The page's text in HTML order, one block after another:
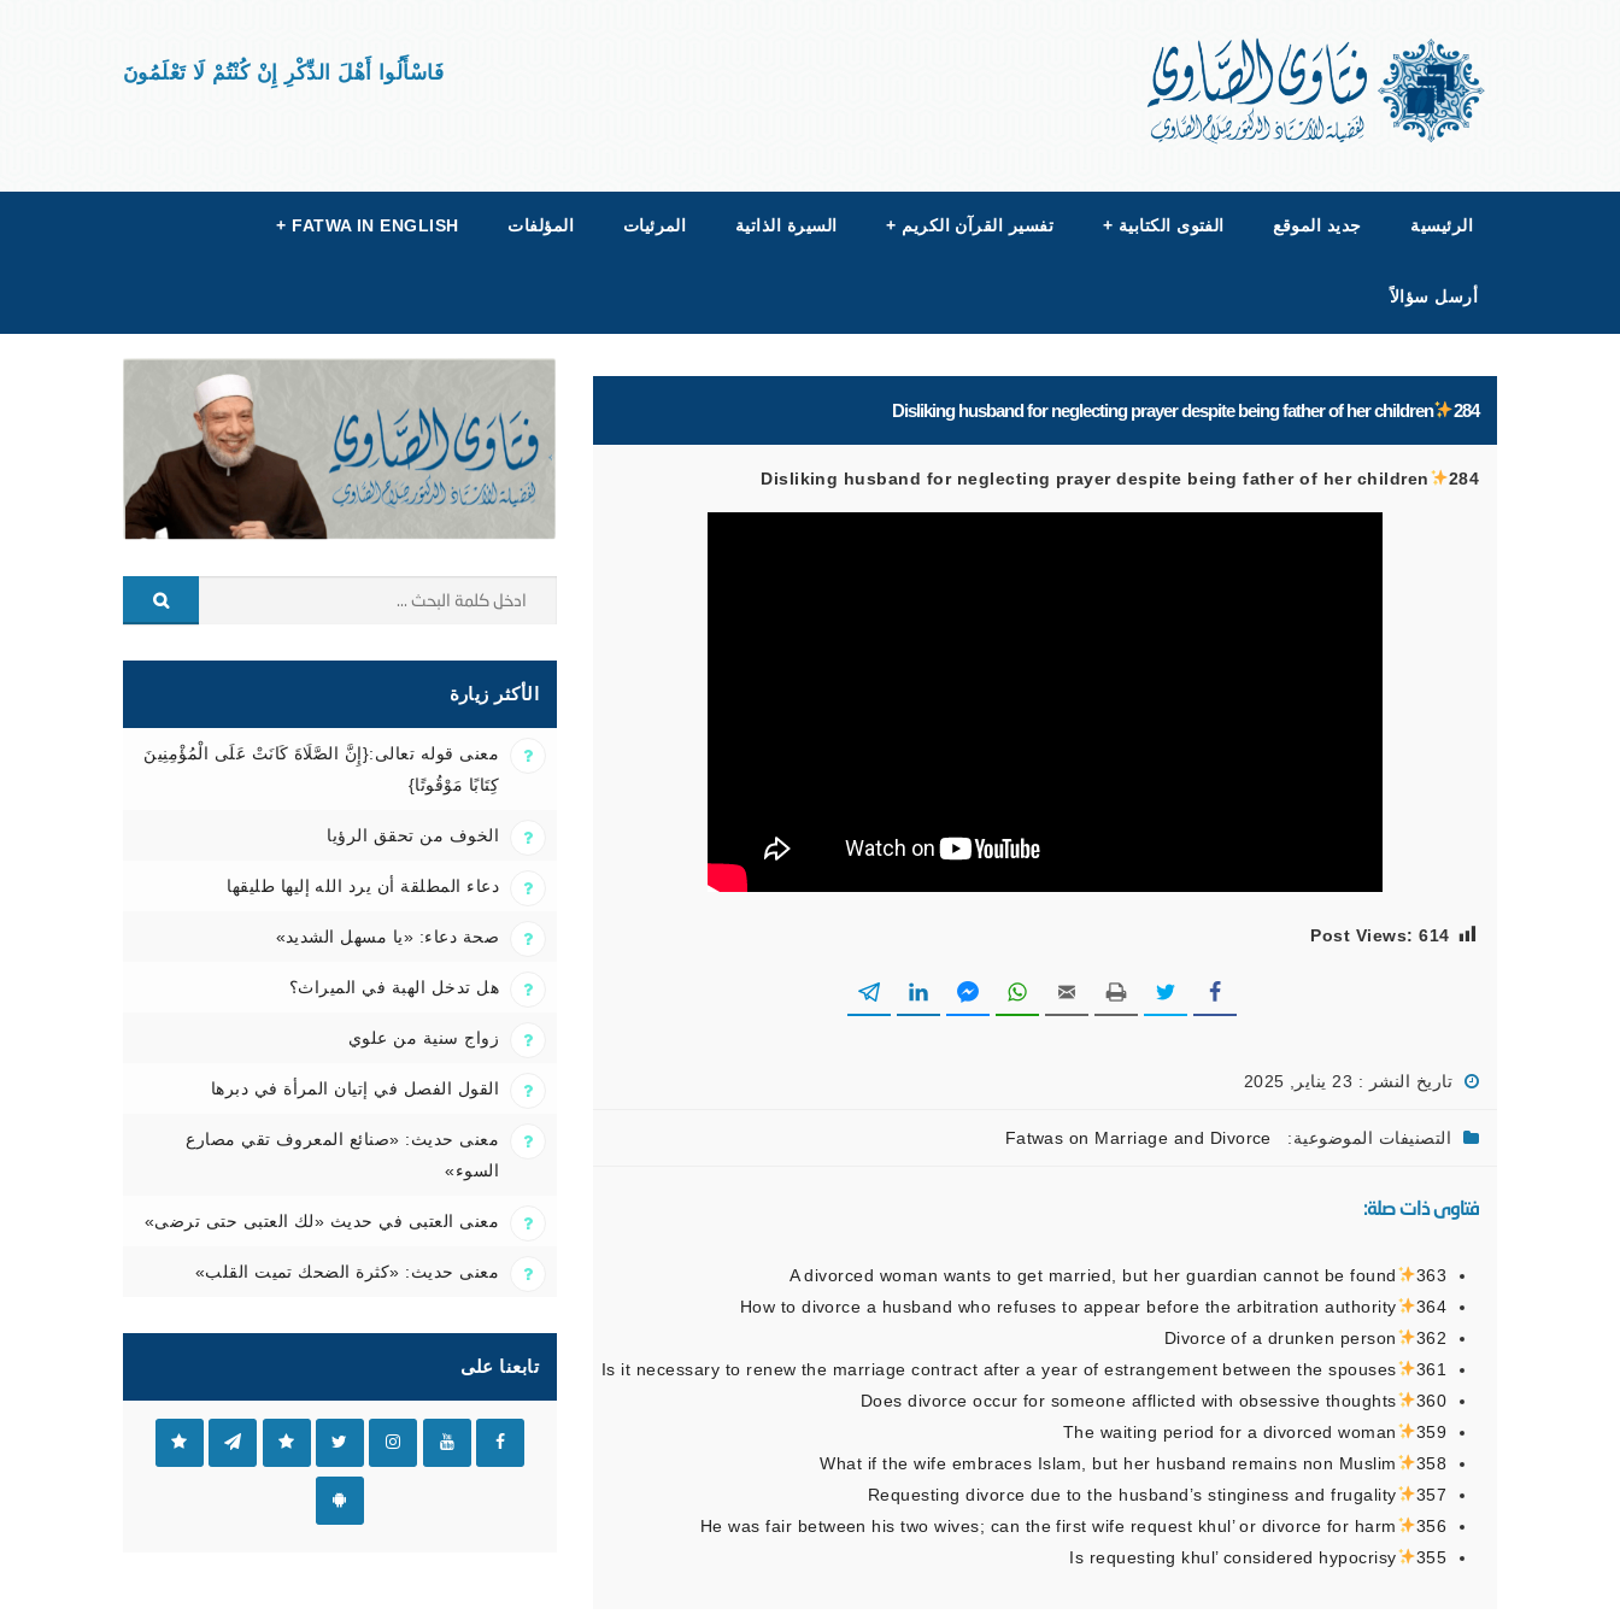
فَاسْأَلُوا أَهْلَ الذِّكْرِ إِنْ كُنْتُمْ لَا تَعْلَمُونَ
الرئيسية جديد الموقع الفتوى الكتابية + تفسير القرآن الكريم + السيرة الذاتية المرئيات المؤلفات FATWA IN ENGLISH
+
أرسل سؤالاً
284
Disliking husband for neglecting prayer despite being father of her children
284
Disliking husband for neglecting prayer despite being father of her children
Post Views: 614
تاريخ النشر : 23 يناير, 2025
التصنيفات الموضوعية: Fatwas on Marriage and Divorce
فتاوى ذات صلة:
363
A divorced woman wants to get married, but her guardian cannot be found
364
How to divorce a husband who refuses to appear before the arbitration authority
362
Divorce of a drunken person
361
Is it necessary to renew the marriage contract after a year of estrangement between the spouses
360
Does divorce occur for someone afflicted with obsessive thoughts
359
The waiting period for a divorced woman
358
What if the wife embraces Islam, but her husband remains non Muslim
357
Requesting divorce due to the husband’s stinginess and frugality
356
He was fair between his two wives; can the first wife request khul’ or divorce for harm
355
Is requesting khul’ considered hypocrisy
الأكثر زيارة
معنى قوله تعالى:{إِنَّ الصَّلَاةَ كَانَتْ عَلَى الْمُؤْمِنِينَ
كِتَابًا مَوْقُوتًا}
الخوف من تحقق الرؤيا
دعاء المطلقة أن يرد الله إليها طليقها
صحة دعاء: «يا مسهل الشديد»
هل تدخل الهبة في الميراث؟
زواج سنية من علوي
القول الفصل في إتيان المرأة في دبرها
معنى حديث: «صنائع المعروف تقي مصارع
السوء»
معنى العتبى في حديث «لك العتبى حتى ترضى»
معنى حديث: «كثرة الضحك تميت القلب»
تابعنا على